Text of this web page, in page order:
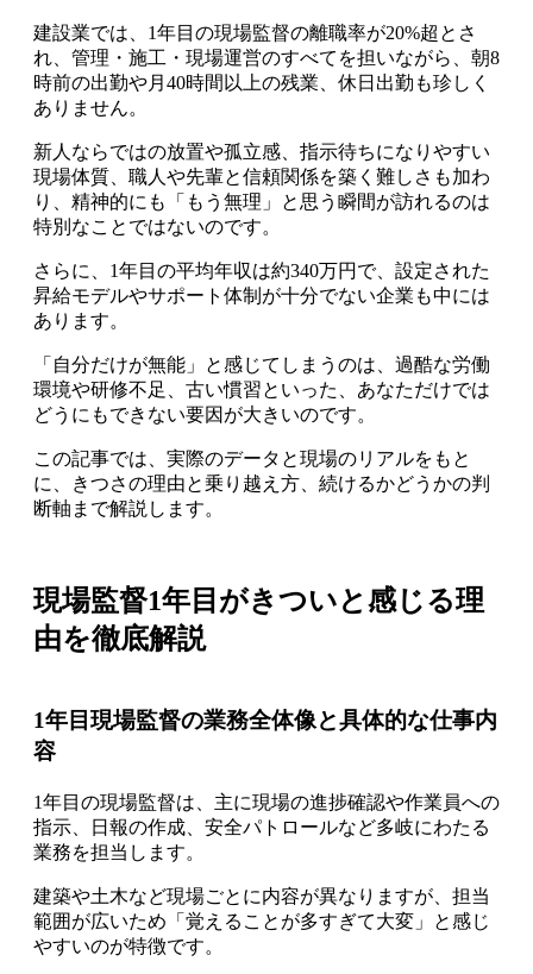
建設業では、 1年目の現場監督の離職率が20%超 とさ
れ、管理・施工・現場運営のすべてを担いながら、朝8
時前の出勤や月40時間以上の残業、休日出勤も珍しく
ありません。
新人ならではの放置や孤立感、指示待ちになりやすい
現場体質、職人や先輩と信頼関係を築く難しさも加わ
り、精神的にも「もう無理」と思う瞬間が訪れるのは
特別なことではないのです。
さらに、 1年目の平均年収は約340万円 で、設定された
昇給モデルやサポート体制が十分でない企業も中には
あります。
「自分だけが無能」と感じてしまうのは、過酷な労働
環境や研修不足、古い慣習といった、あなただけでは
どうにもできない要因が大きいのです。
この記事では、実際のデータと現場のリアルをもと
に、きつさの理由と乗り越え方、続けるかどうかの判
断軸まで解説します。
現場監督1年目がきついと感じる理
由を徹底解説
1年目現場監督の業務全体像と具体的な仕事内
容
1年目の現場監督は、主に現場の進捗確認や作業員への
指示、日報の作成、安全パトロールなど多岐にわたる
業務を担当します。
建築や土木など現場ごとに内容が異なりますが、担当
範囲が広いため「覚えることが多すぎて大変」と感じ
やすいのが特徴です。